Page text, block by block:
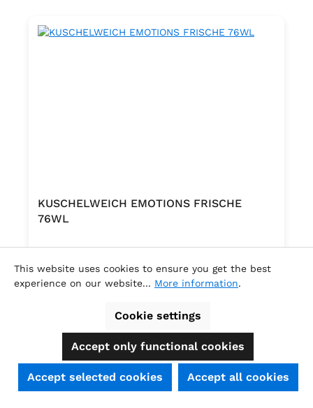
KUSCHELWEICH EMOTIONS FRISCHE
76WL
Regular price:
€5.88
This website uses cookies to ensure you get the best
experience on our website... More information.
Cookie settings
Accept only functional cookies
Accept selected cookies Accept all cookies
SEHR GUT (4.74 / 5)
aus 39 Bewertungen bei: shopauskunft.de, ausgezeichnet.org, shopvote.de ⓘ
Informationen zur Echtheit der Bewertungen